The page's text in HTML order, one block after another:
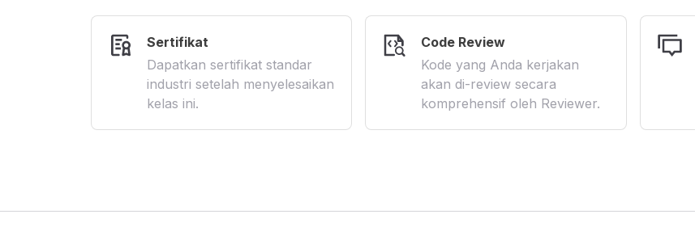
Sertifikat
Dapatkan sertifikat standar
industri setelah menyelesaikan
kelas ini.
Code Review
Kode yang Anda kerjakan
akan di-review secara
komprehensif oleh Reviewer.